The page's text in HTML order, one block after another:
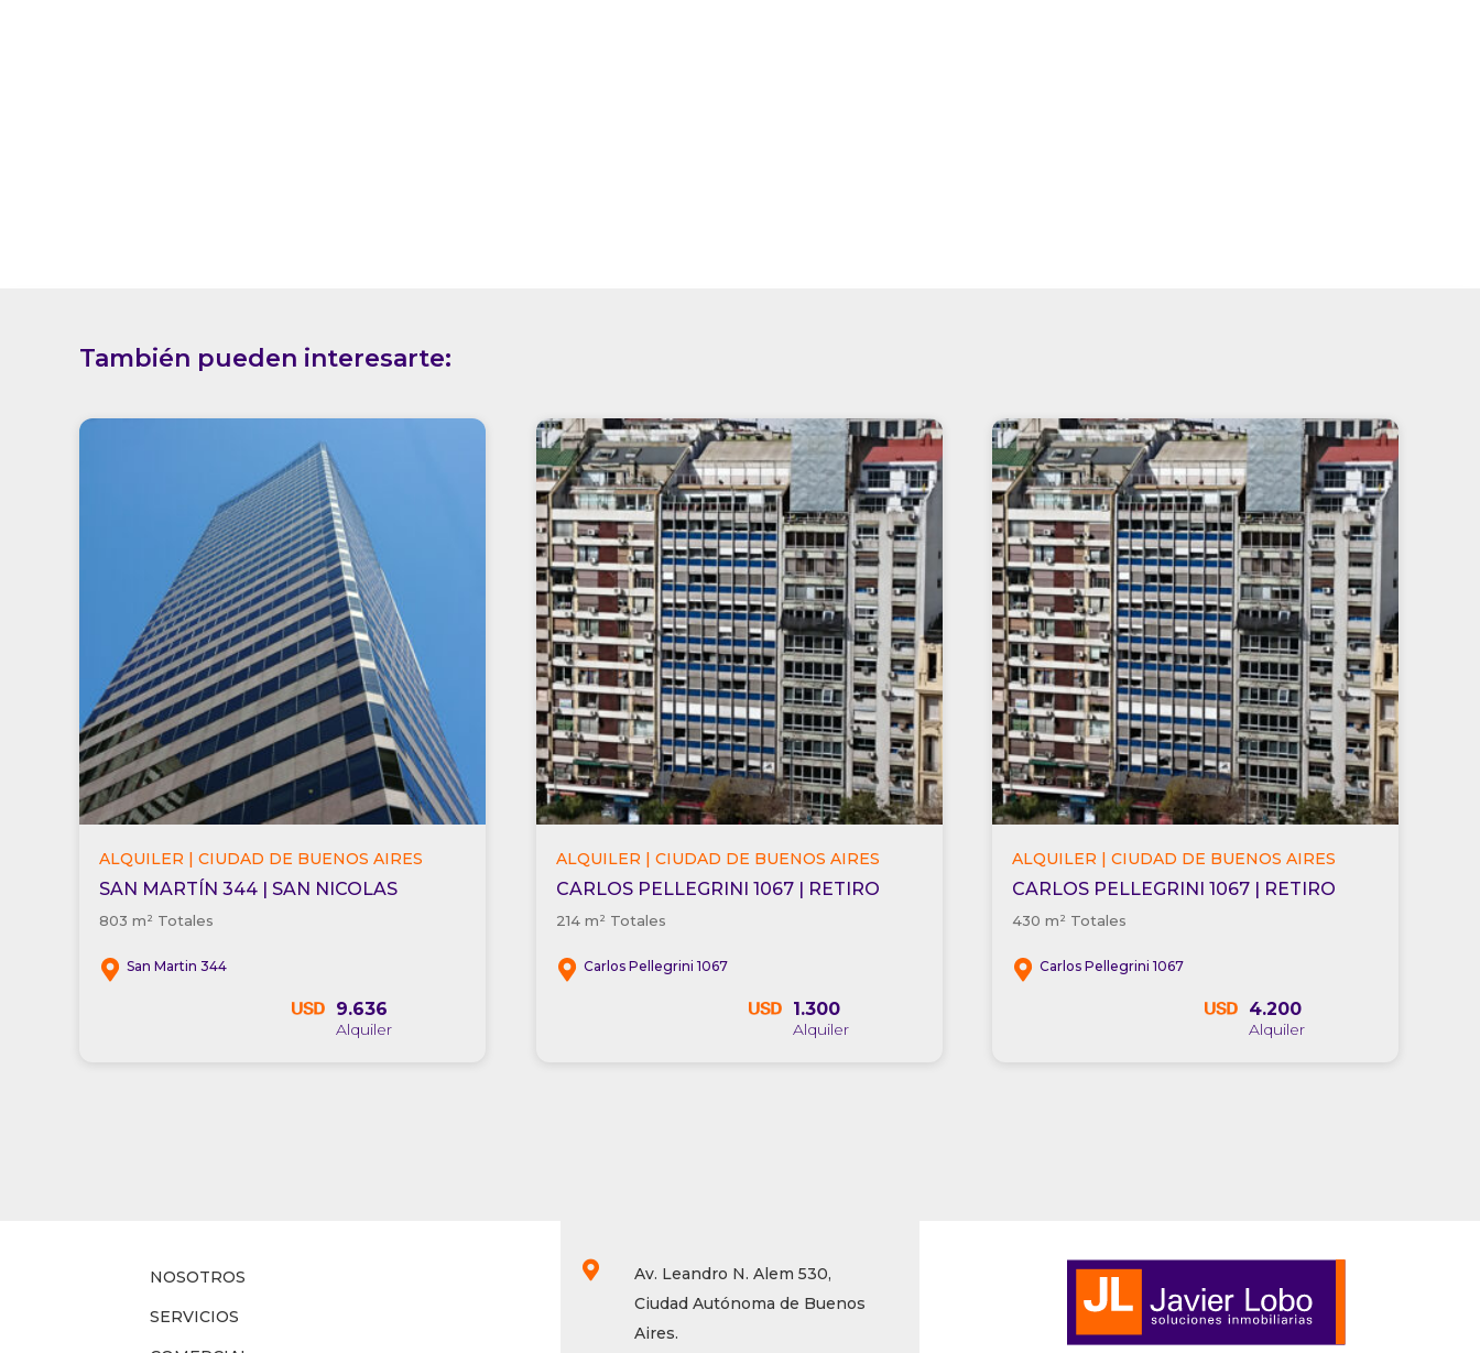
También pueden interesarte:
ALQUILER | CIUDAD DE BUENOS AIRES
SAN MARTÍN 344 | SAN NICOLAS
803 m² Totales
San Martin 344
9.636
ALQUILER | CIUDAD DE BUENOS AIRES
CARLOS PELLEGRINI 1067 | RETIRO
214 m² Totales
Carlos Pellegrini 1067
1.300
ALQUILER | CIUDAD DE BUENOS AIRES
CARLOS PELLEGRINI 1067 | RETIRO
430 m² Totales
Carlos Pellegrini 1067
4.200
NOSOTROS
SERVICIOS

Av. Leandro N. Alem 530,
Ciudad Autónoma de Buenos
Aires.